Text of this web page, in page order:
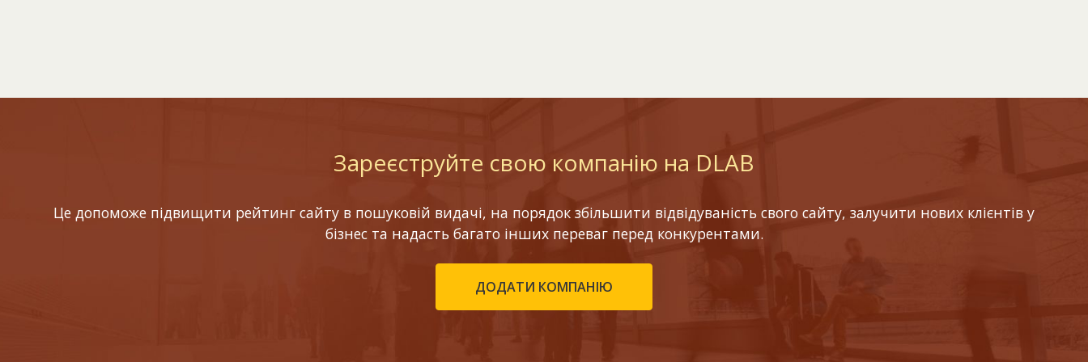
Зареєструйте свою компанію на DLAB
Це допоможе підвищити рейтинг сайту в пошуковій видачі, на порядок збільшити відвідуваність свого сайту, залучити нових клієнтів у
бізнес та надасть багато інших переваг перед конкурентами.
ДОДАТИ КОМПАНІЮ